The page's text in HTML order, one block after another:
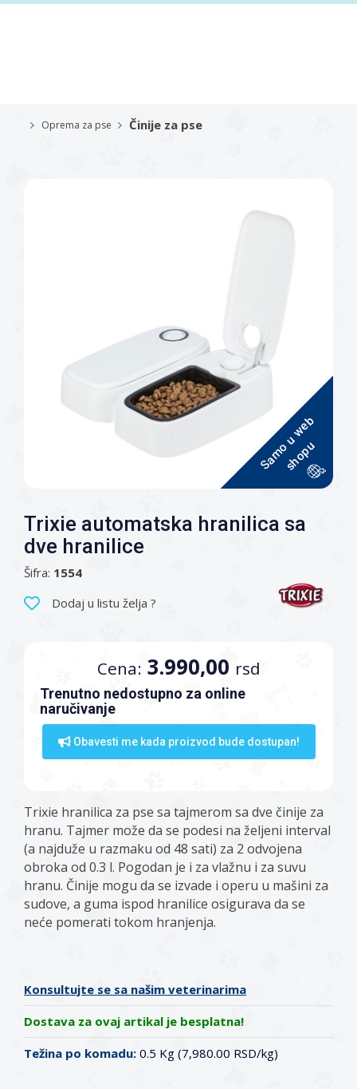
Oprema za pse Činije za pse
S
a
m
o
u
w
e
b
s
h
o
p
u
Trixie automatska hranilica sa
dve hranilice
Šifra: 1554
Dodaj u listu želja ?
Cena: 3.990,00 rsd
Trenutno nedostupno za online
naručivanje
Obavesti me kada proizvod bude dostupan!
Trixie hranilica za pse sa tajmerom sa dve činije za
hranu. Tajmer može da se podesi na željeni interval
(a najduže u razmaku od 48 sati) za 2 odvojena
obroka od 0.3 l. Pogodan je i za vlažnu i za suvu
hranu. Činije mogu da se izvade i operu u mašini za
sudove, a guma ispod hranilice osigurava da se
neće pomerati tokom hranjenja.
Konsultujte se sa našim veterinarima
Dostava za ovaj artikal je besplatna!
Težina po komadu: 0.5 Kg (7,980.00 RSD/kg)